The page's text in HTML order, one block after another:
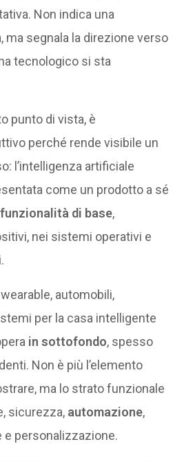
Non indica una
ma segnala la direzione verso
tecnologico si sta
punto di vista, è
perché rende visibile un
l’intelligenza artificiale
come un prodotto a sé
funzionalità di base,
nei sistemi operativi e
automobili,
per la casa intelligente
in sottofondo, spesso
Non è più l’elemento
ma lo strato funzionale
sicurezza, automazione,
personalizzazione.